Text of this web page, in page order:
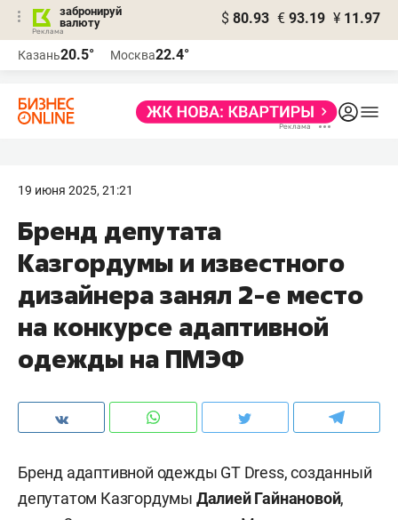
забронируй
валюту
$ 80.93 € 93.19 ¥ 11.97
Казань20.5° Москва22.4°
19 июня 2025, 21:21
Бренд депутата
Казгордумы и известного
дизайнера занял 2-е место
на конкурсе адаптивной
одежды на ПМЭФ
Бренд адаптивной одежды GT Dress, созданный
депутатом Казгордумы Далией Гайнановой,